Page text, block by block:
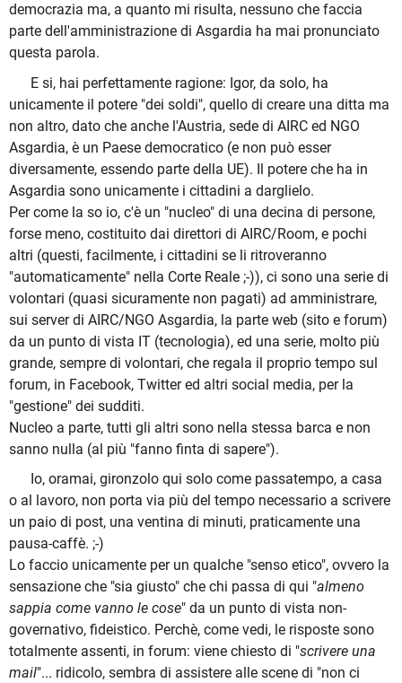
democrazia ma, a quanto mi risulta, nessuno che faccia
parte dell'amministrazione di Asgardia ha mai pronunciato
questa parola.
E si, hai perfettamente ragione: Igor, da solo, ha
unicamente il potere "dei soldi", quello di creare una ditta ma
non altro, dato che anche l'Austria, sede di AIRC ed NGO
Asgardia, è un Paese democratico (e non può esser
diversamente, essendo parte della UE). Il potere che ha in
Asgardia sono unicamente i cittadini a darglielo.
Per come la so io, c'è un "nucleo" di una decina di persone,
forse meno, costituito dai direttori di AIRC/Room, e pochi
altri (questi, facilmente, i cittadini se li ritroveranno
"automaticamente" nella Corte Reale ;-)), ci sono una serie di
volontari (quasi sicuramente non pagati) ad amministrare,
sui server di AIRC/NGO Asgardia, la parte web (sito e forum)
da un punto di vista IT (tecnologia), ed una serie, molto più
grande, sempre di volontari, che regala il proprio tempo sul
forum, in Facebook, Twitter ed altri social media, per la
"gestione" dei sudditi.
Nucleo a parte, tutti gli altri sono nella stessa barca e non
sanno nulla (al più "fanno finta di sapere").
Io, oramai, gironzolo qui solo come passatempo, a casa
o al lavoro, non porta via più del tempo necessario a scrivere
un paio di post, una ventina di minuti, praticamente una
pausa-caffè. ;-)
Lo faccio unicamente per un qualche "senso etico", ovvero la
sensazione che "sia giusto" che chi passa di qui "almeno
sappia come vanno le cose" da un punto di vista non-
governativo, fideistico. Perchè, come vedi, le risposte sono
totalmente assenti, in forum: viene chiesto di "scrivere una
mail"... ridicolo, sembra di assistere alle scene di "non ci